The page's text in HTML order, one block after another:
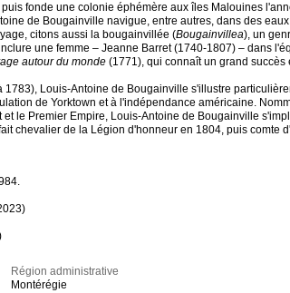
fonde une colonie éphémère aux îles Malouines
de Bougainville navigue, entre autres, dans des
citons aussi la bougainvillée (Bougainvillea), un
une femme – Jeanne Barret (1740-1807) – dans
autour du monde (1771), qui connaît un grand succès
Louis-Antoine de Bougainville s'illustre
de Yorktown et à l'indépendance américaine.
le Premier Empire, Louis-Antoine de Bougainville
chevalier de la Légion d'honneur en 1804, puis comte
Région administrative
Montérégie